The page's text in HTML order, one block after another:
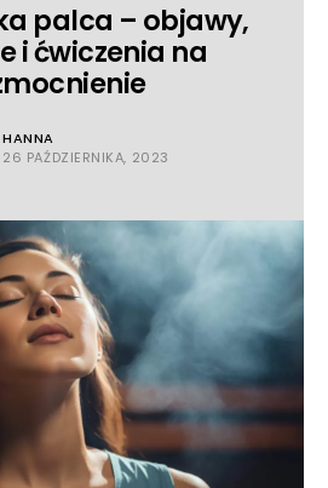
palca – objawy,
i ćwiczenia na
HANNA
26 PAŹDZIERNIKA, 2023